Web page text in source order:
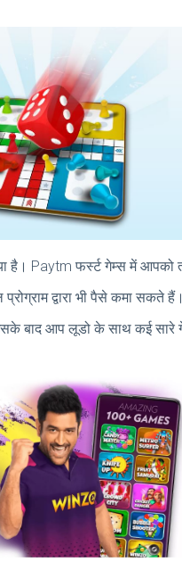
है। Paytm फर्स्ट गेम्स में आपको
द्वारा भी पैसे कमा सकते हैं।
बाद आप लूडो के साथ कई